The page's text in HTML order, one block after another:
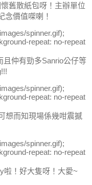
舊散紙包呀！主辦單位
念價值㗎喇！
spinner.gif);
repeat: no-repeat
且仲有勁多Sanrio公仔等
spinner.gif);
repeat: no-repeat
想而知現場係幾咁震撼
spinner.gif);
repeat: no-repeat
啦！好大隻呀！大愛~